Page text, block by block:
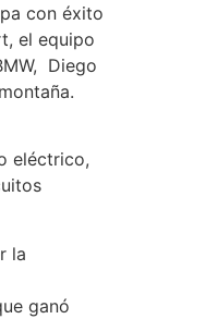
con éxito
el equipo
Diego
eléctrico,
la
ganó